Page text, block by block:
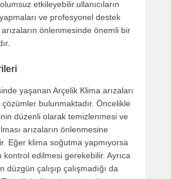
etkileyebilir.ullanıcıların
ve profesyonel destek
önlenmesinde önemli bir
yaşanan Arçelik Klima arızaları
çözümler bulunmaktadır. Öncelikle
düzenli olarak temizlenmesi ve
arızaların önlenmesine
Eğer klima soğutma yapmıyorsa
kontrol edilmesi gerekebilir. Ayrıca
düzgün çalışıp çalışmadığı da